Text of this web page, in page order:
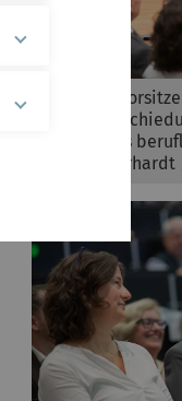
Der UUG-
die
Kaufmanns
Elvira